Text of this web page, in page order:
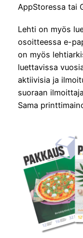
AppStoressa tai
Lehti on myös
osoitteessa e-
on myös
luettavissa
aktiivisia ja
suoraan
Sama